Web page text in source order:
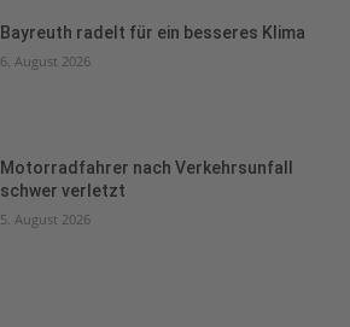
Bayreuth radelt für ein besseres Klima
6. August 2026
Motorradfahrer nach Verkehrsunfall
schwer verletzt
5. August 2026